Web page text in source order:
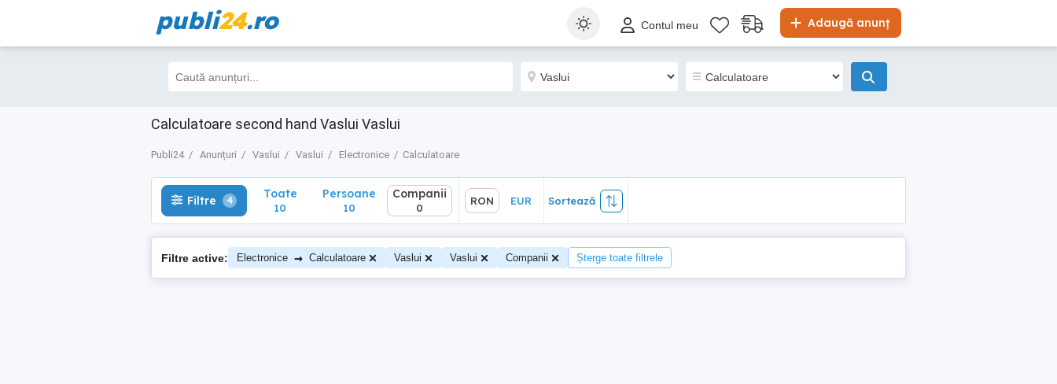
publi24.ro Adaugă anunț
Contul meu
Calculatoare second hand Vaslui Vaslui
Publi24 Anunțuri Vaslui Vaslui Electronice Calculatoare
Filtre 4 Toate
10
Sortează
Filtre 4 Toate
10
Persoane
10
Companii
0
RON EUR Sortează
Filtre active: Electronice → Calculatoare Vaslui Vaslui Companii Șterge toate filtrele